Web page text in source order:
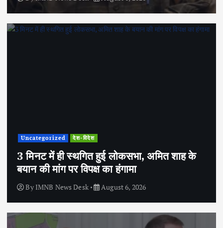
Uncategorized देश-विदेश
3 मिनट में ही स्थगित हुई लोकसभा, अमित शाह के
बयान की मांग पर विपक्ष का हंगामा
By IMNB News Desk August 6, 2026